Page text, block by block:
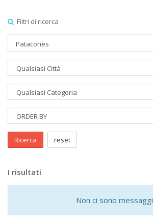
Filtri di ricerca
Ricerca reset
I risultati
Non ci sono messaggi